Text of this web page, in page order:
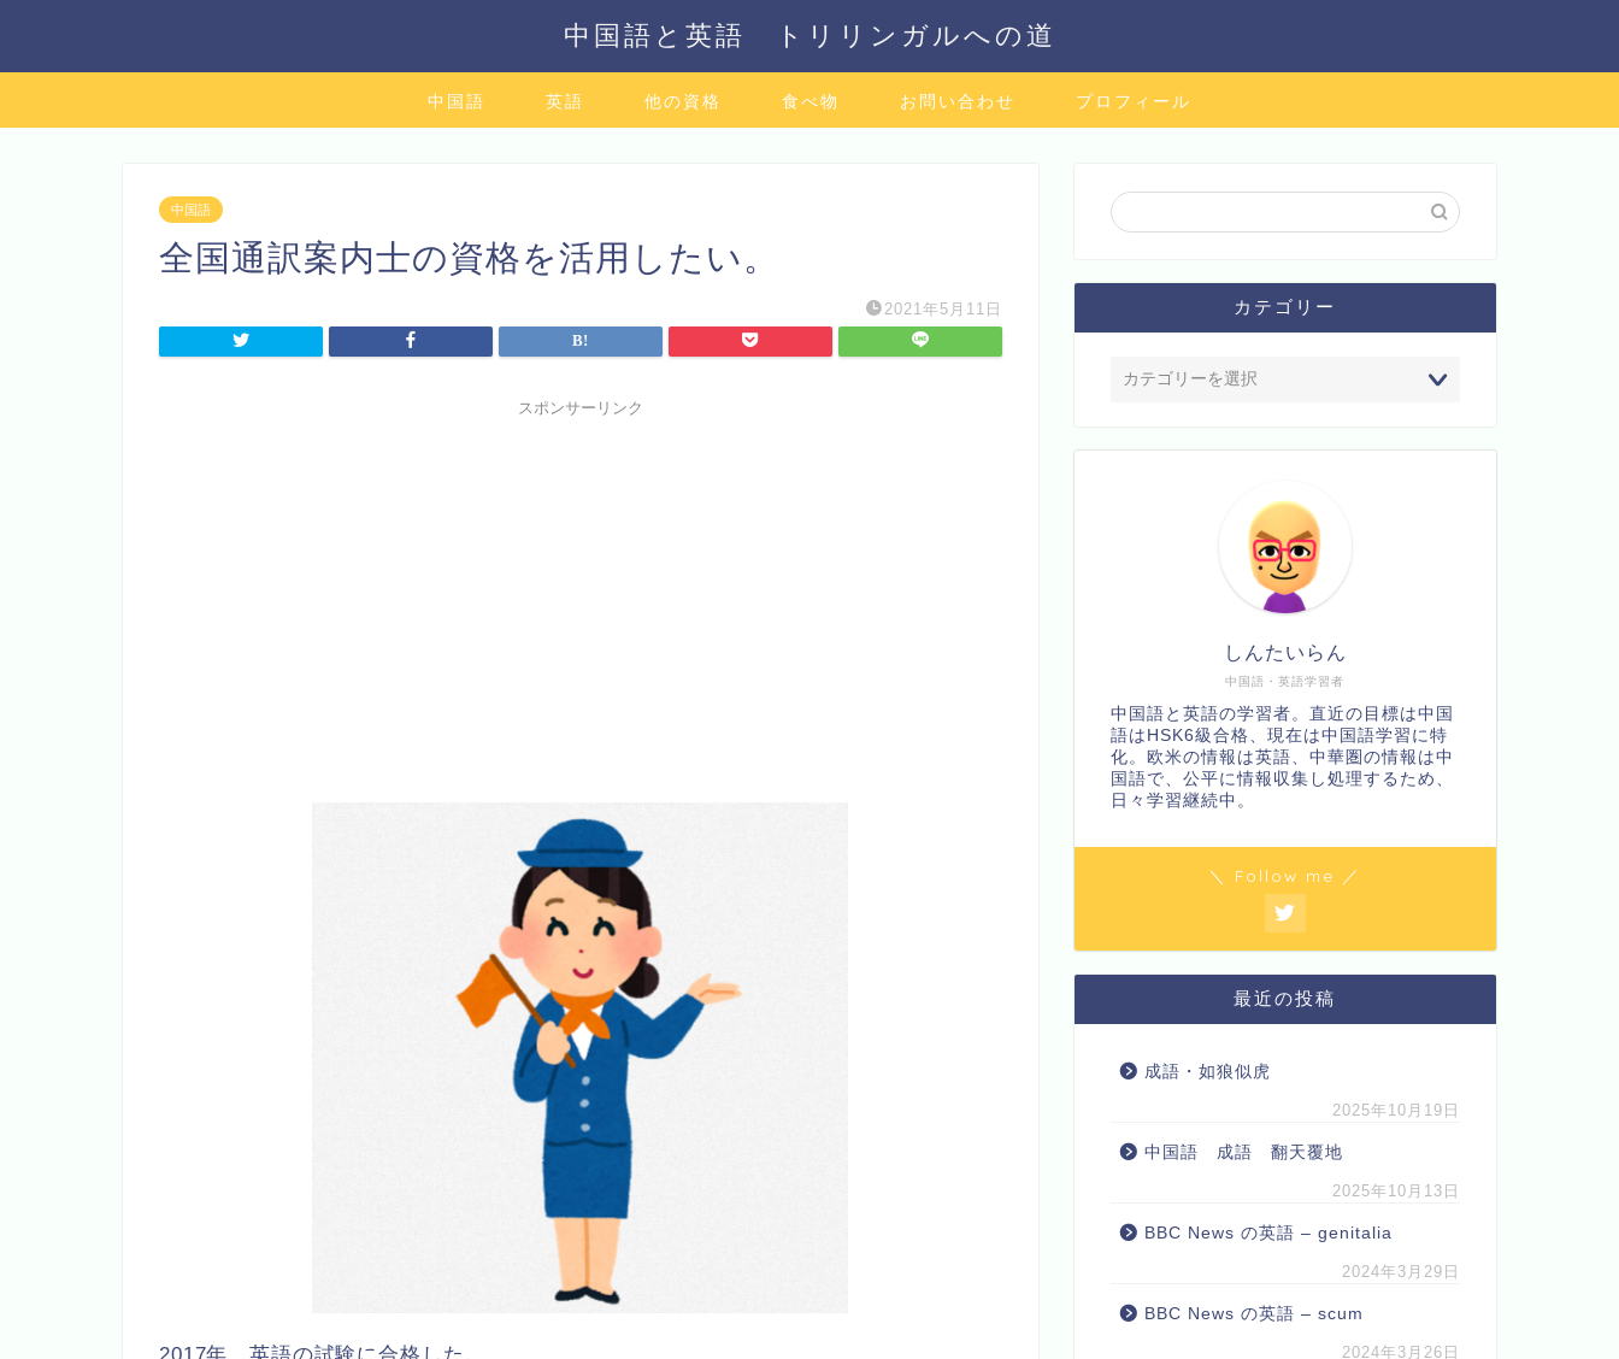
中国語と英語 トリリンガルへの道
中国語 英語 他の資格 食べ物 お問い合わせ プロフィール
中国語
全国通訳案内士の資格を活用したい。
2021年5月11日
スポンサーリンク
カテゴリー
中国語・英語学習者
しんたいらん
中国語と英語の学習者。直近の目標は中国
語はHSK6級合格、現在は中国語学習に特
化。欧米の情報は英語、中華圏の情報は中
国語で、公平に情報収集し処理するため、
日々学習継続中。
＼ Follow me ／
最近の投稿
成語・如狼似虎
2025年10月19日
中国語 成語 翻天覆地
2025年10月13日
BBC News の英語 – genitalia
2024年3月29日
BBC News の英語 – scum
2024年3月26日